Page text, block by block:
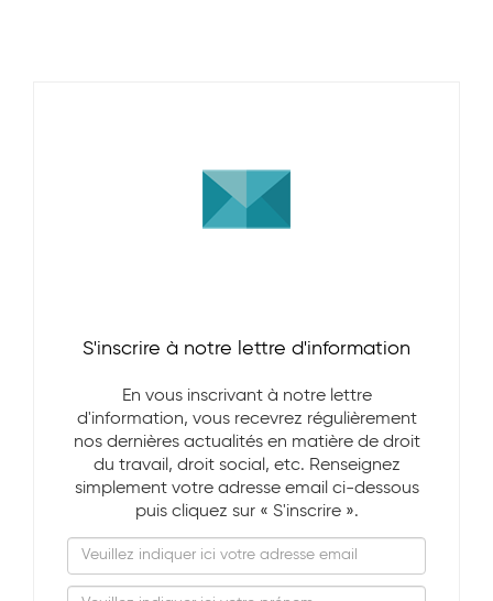
S'inscrire à notre lettre d'information
En vous inscrivant à notre lettre
d'information, vous recevrez régulièrement
nos dernières actualités en matière de droit
du travail, droit social, etc. Renseignez
simplement votre adresse email ci-dessous
puis cliquez sur « S'inscrire ».